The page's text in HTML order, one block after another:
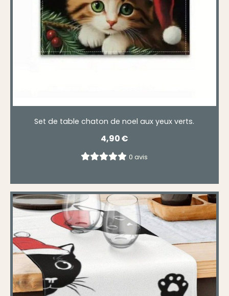
Set de table chaton de noel aux yeux verts.
4,90€
0 avis